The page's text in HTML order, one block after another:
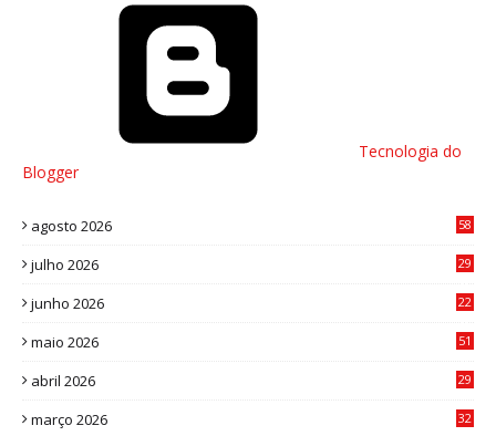
Tecnologia do
Blogger
agosto 2026 58
julho 2026
29
junho 2026
22
maio 2026
51
abril 2026
29
março 2026
32